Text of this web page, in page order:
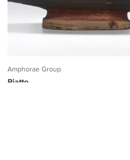
Amphorae Group
Piatto